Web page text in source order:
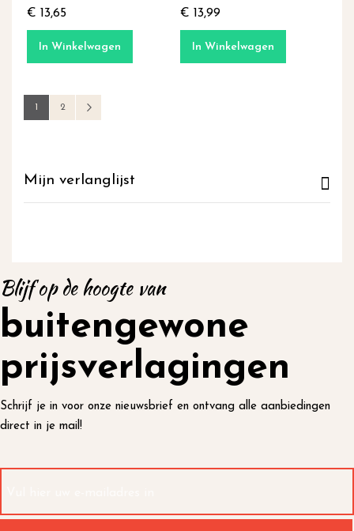
€ 13,65
In Winkelwagen
€ 13,99
In Winkelwagen
Pagina
U lees momenteel pagina
1 Pagina
2
Mijn verlanglijst
Blijf op de hoogte van
buitengewone
prijsverlagingen
Schrijf je in voor onze nieuwsbrief en ontvang alle aanbiedingen
direct in je mail!